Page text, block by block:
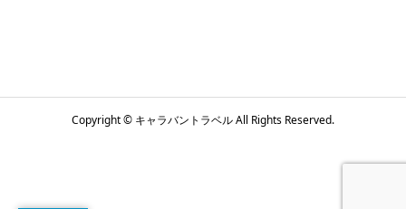
Copyright © キャラバントラベル All Rights Reserved.